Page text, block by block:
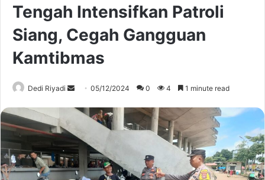
Tengah Intensifkan Patroli
Siang, Cegah Gangguan
Kamtibmas
Dedi Riyadi
Send
email
05/12/2024 0 4 1 minute read